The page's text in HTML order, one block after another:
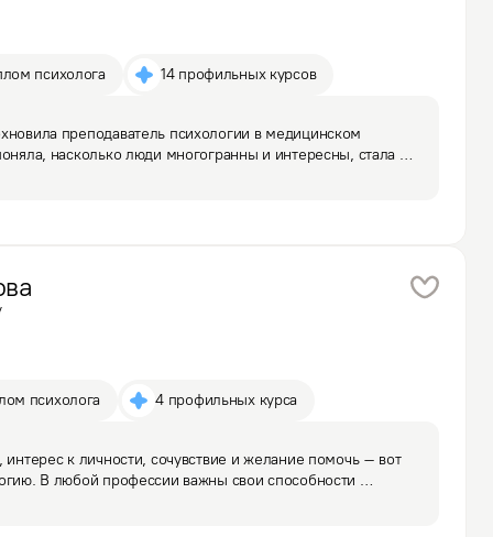
психолога 14 профильных курсов
преподаватель психологии в медицинском
насколько люди многогранны и интересны, стала
причине люди поступают тем или иным образом? Как
психолога 4 профильных курса
интерес к личности, сочувствие и желание помочь – вот
В любой профессии важны свои способности
ко мне всегда обращались люди, которым нужна была